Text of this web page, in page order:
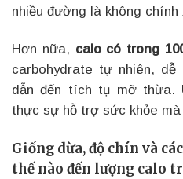
nhiều đường là không chính
Hơn nữa, calo có trong
carbohydrate tự nhiên,
dẫn đến tích tụ mỡ thừa.
thực sự hỗ trợ sức khỏe mà
Giống dừa, độ chín và
thế nào đến lượng calo